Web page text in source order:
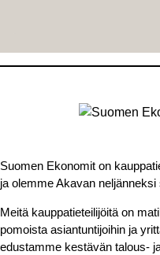
Suomen Ekonomit on
ja olemme Akavan
Meitä kauppatieteilijöitä on
pomoista asiantuntijoihin ja
edustamme kestävän talous-